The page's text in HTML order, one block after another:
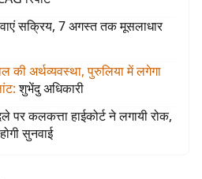
सक्रिय, 7 अगस्त तक मूसलाधार
की अर्थव्यवस्था, पुरुलिया में लगेगा
: शुभेंदु अधिकारी
पर कलकत्ता हाईकोर्ट ने लगायी रोक,
सुनवाई